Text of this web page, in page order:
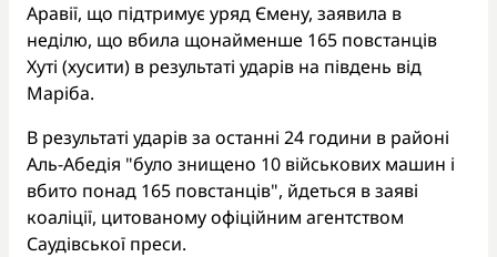
Аравії, що підтримує уряд Ємену, заявила в
неділю, що вбила щонайменше 165 повстанців
Хуті (хусити) в результаті ударів на південь від
Маріба.
В результаті ударів за останні 24 години в районі
Аль-Абедія "було знищено 10 військових машин і
вбито понад 165 повстанців", йдеться в заяві
коаліції, цитованому офіційним агентством
Саудівської преси.